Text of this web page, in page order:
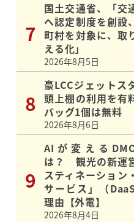
国土交通省、「交
へ認定制度を創設
町村を対象に、取
える化」
2026年8月5日
豪LCCジェットス
頭上棚の利用を有
バッグ1個は無料
2026年8月6日
AIが変える
は？ 観光の新運
スティネーション
サービス」（
理由【外電】
2026年8月4日